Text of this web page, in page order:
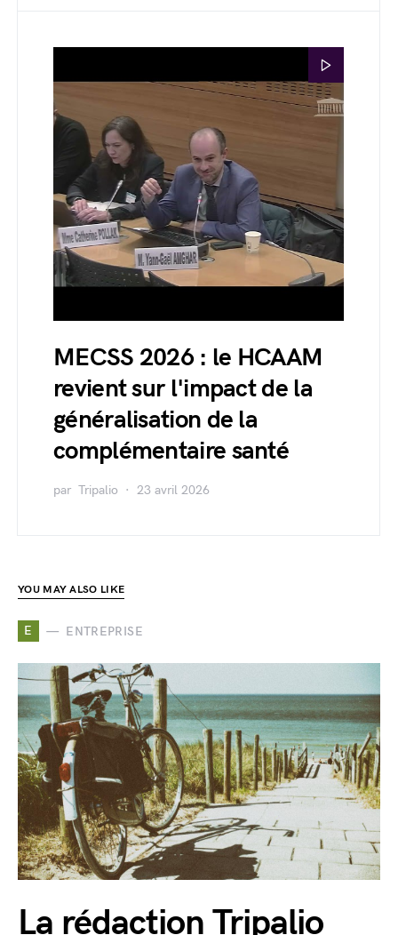
MECSS 2026 : le HCAAM
revient sur l'impact de la
généralisation de la
complémentaire santé
par Tripalio 23 avril 2026
YOU MAY ALSO LIKE
E ENTREPRISE
La rédaction Tripalio